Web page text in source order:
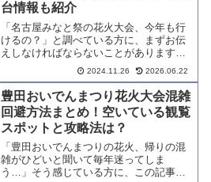
台情報も紹介
「名古屋みなと祭の花火大会、今年も行
けるの？」と調べている方に、まずお伝
えしなければならないことがあります。
結論からお伝えすると、海の日名古屋み
なと祭の花火大会は2026年の開催が中止
となっています。中止の背景・理由、再
開に備えた穴場スポッ...
2024.11.26 2026.06.22
豊田おいでんまつり花火大会混雑
回避方法まとめ！空いている観覧
スポットと攻略法は？
「豊田おいでんまつりの花火、帰りの混
雑がひどいと聞いて毎年迷ってしま
う…」そう感じている方に、この記事は